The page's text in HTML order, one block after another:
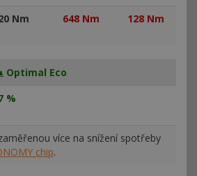
Nm 648 Nm 128 Nm
Optimal Eco
%
více na snížení spotřeby
chip.